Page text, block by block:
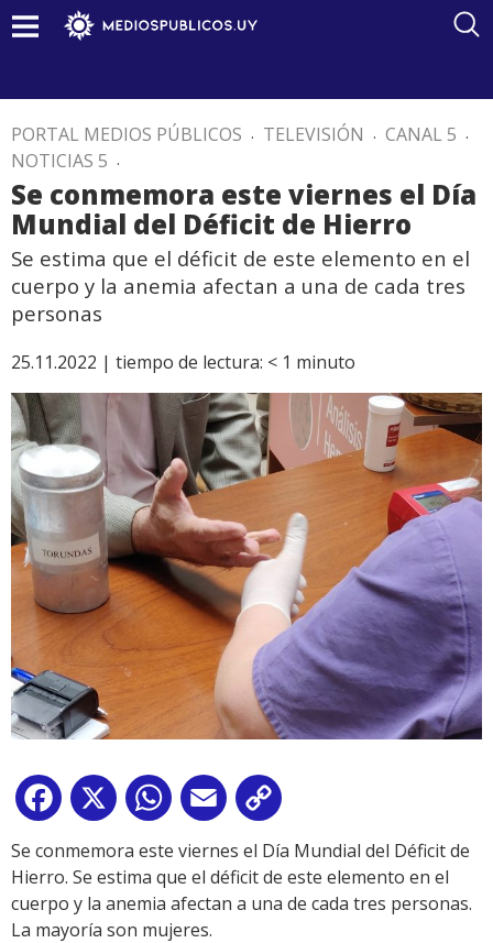
PORTAL MEDIOS PÚBLICOS . TELEVISIÓN . CANAL 5 .
NOTICIAS 5 .
Se conmemora este viernes el Día
Mundial del Déficit de Hierro
Se estima que el déficit de este elemento en el
cuerpo y la anemia afectan a una de cada tres
personas
25.11.2022 | tiempo de lectura: < 1 minuto
Facebook
X WhatsApp
Email
Link
Se conmemora este viernes el Día Mundial del Déficit de
Hierro. Se estima que el déficit de este elemento en el
cuerpo y la anemia afectan a una de cada tres personas.
La mayoría son mujeres.